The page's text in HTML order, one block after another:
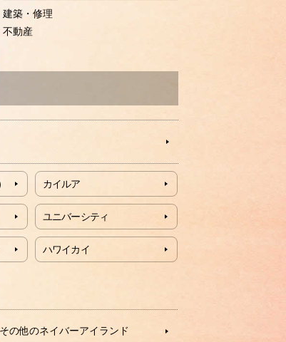
建築・修理
不動産
カイルア
ユニバーシティ
ハワイカイ
その他のネイバーアイランド